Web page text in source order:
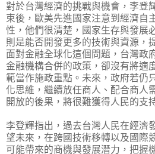
對於台灣經濟的挑戰與機會，李登
束後，歐美先進國家注意到經濟自
性，他們很清楚，國家生存與發展
則是能否開發更多的技術與資源，
面對金融全球化這個問題，台灣政
金融機構合併的政策，卻沒有將適
範當作施政重點。未來，政府若仍
化思維，繼續放任商人、配合商人
開放的後果，將很難獲得人民的支
李登輝指出，過去台灣人民在經濟
望未來，在跨國技術移轉以及國際
可能帶來的商機與發展潛力，把握